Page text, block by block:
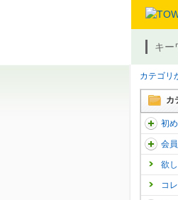
キー
カテゴリ
カ
初
会
欲
コ